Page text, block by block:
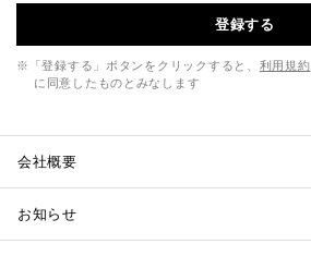
登録する
※「登録する」ボタンをクリックすると、 利用規約
に同意したものとみなします
会社概要
お知らせ